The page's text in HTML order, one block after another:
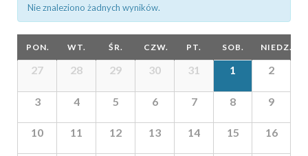
GALERIA
Views
Navigation
Nie znaleziono żadnych wyników.
Calendar
of
Wydarzenia
Calendar
Wydarzenia
PON. WT. ŚR. CZW. PT. SOB. NIEDZ.
27 28 29 30 31 1 2
3 4 5 6 7 8 9
10 11 12 13 14 15 16